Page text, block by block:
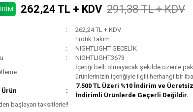
262,24 TL + KDV 291,38 TL + KDV
262,24 TL + KDV
Erotik Takım
NIGHTLIGHT GECELİK
NIGHTLIGHT3673
İçeriği belli olmayacak şekilde özenle
ürünlerinizin içeriğiyle ilgili herhangi bir
7.500 TL Üzeri %10 İndirim ve
İndirimli Ürünlerde Geçerli Değildir.
başlayan taksitlerle!!